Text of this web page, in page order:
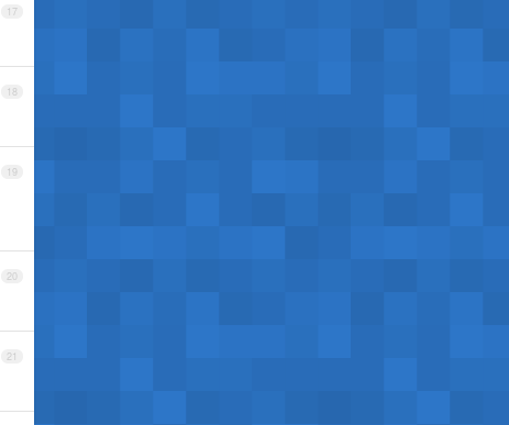
17
18
19
20
21